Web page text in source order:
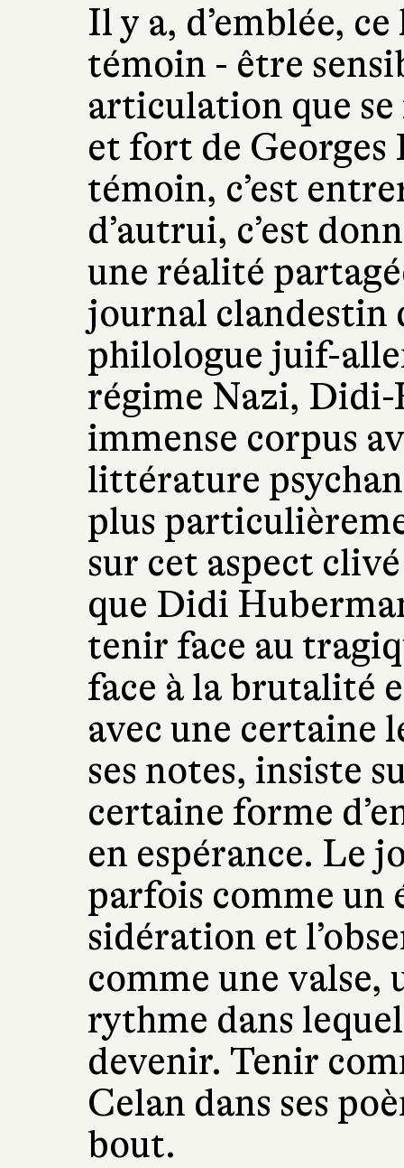
Il y a, d’emblée,
témoin - être
articulation que
et fort de
témoin, c’est
d’autrui, c’est
une réalité
journal clandestin
philologue juif-
régime Nazi,
immense corpus
littérature
plus
sur cet aspect
que Didi
tenir face au
face à la brutalité
avec une certaine
ses notes, insiste
certaine forme
en espérance. Le
parfois comme un
sidération et
comme une valse,
rythme dans
devenir. Tenir
Celan dans ses
bout.